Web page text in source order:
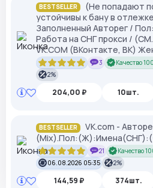
BESTSELLER
(Не попадают
устойчивы к бану в
Заполненный Авторег /
Работа на СНГ прокси /
VK.COM (ВКонтакте, ВК)
3 Качество
2%
204,00 ₽ 10шт.
BESTSELLER
VK.com -
21
Качество
06.08.2026 05:35
2%
144,59 ₽ 374шт.